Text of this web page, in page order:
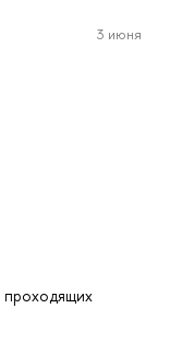
проходящих
3 июня